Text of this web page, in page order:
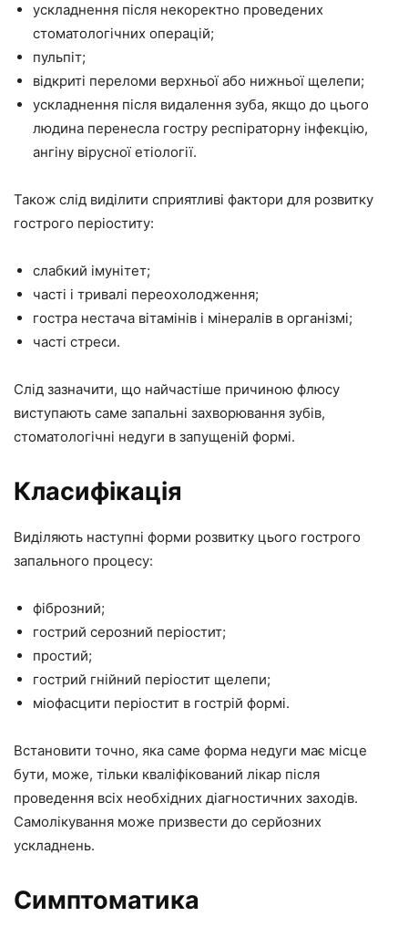
ускладнення після некоректно проведених
стоматологічних операцій;
пульпіт;
відкриті переломи верхньої або нижньої щелепи;
ускладнення після видалення зуба, якщо до цього
людина перенесла гостру респіраторну інфекцію,
ангіну вірусної етіології.
Також слід виділити сприятливі фактори для розвитку
гострого періоститу:
слабкий імунітет;
часті і тривалі переохолодження;
гостра нестача вітамінів і мінералів в організмі;
часті стреси.
Слід зазначити, що найчастіше причиною флюсу
виступають саме запальні захворювання зубів,
стоматологічні недуги в запущеній формі.
Класифікація
Виділяють наступні форми розвитку цього гострого
запального процесу:
фіброзний;
гострий серозний періостит;
простий;
гострий гнійний періостит щелепи;
міофасцити періостит в гострій формі.
Встановити точно, яка саме форма недуги має місце
бути, може, тільки кваліфікований лікар після
проведення всіх необхідних діагностичних заходів.
Самолікування може призвести до серйозних
ускладнень.
Симптоматика